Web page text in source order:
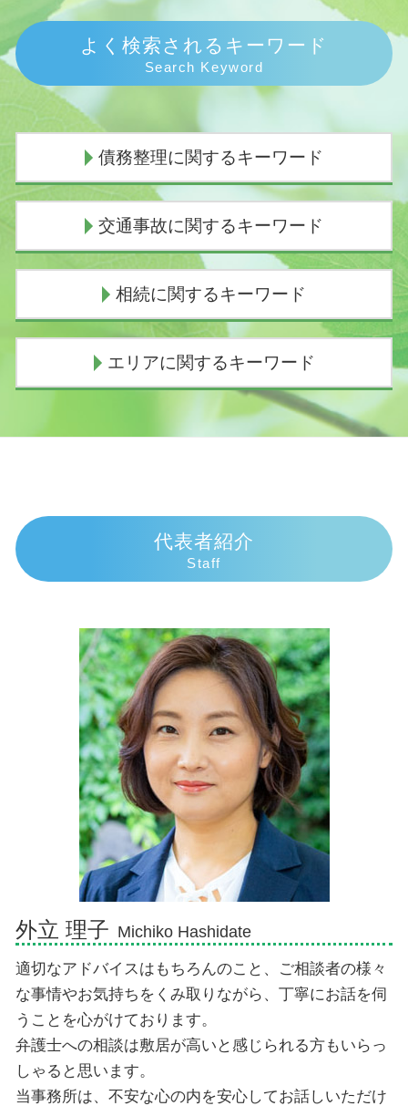
よく検索されるキーワード
Search Keyword
債務整理に関するキーワード
個人再生 費用 期間
債務整理 おすすめ
債務整理とは 個人
債務整理 デメリット
自己破産 条件
任意整理 期間
個人再生 手続き
任意整理 ブラックリスト
債務整理とは デメリット
債務整理とは
交通事故に関するキーワード
逸失利益 計算
示談交渉 弁護士費用
示談交渉 弁護士
交通事故 示談交渉とは
過失割合 慰謝料
交通事故 慰謝料通院
人身事故 行政処分
過失割合
物損事故 慰謝料
損害賠償請求 時効
相続に関するキーワード
相続手続き 自分で
相続放棄 必要書類 裁判所
遺産 相続 が 振り込ま れる まで
限定承認 わかりやすく
遺産相続 手続き
相続順位 独身
法定相続人 兄弟
遺産相続 孫
遺産相続 期限 銀行
相続 順位 配偶者なし
相続 手続き 期限
遺産相続 土地
エリアに関するキーワード
相続 弁護士 富士市
債務整理 弁護士 伊東市
交通事故 弁護士 三島市
交通事故 弁護士 沼津市
債務整理 弁護士 沼津市
相続 弁護士 三島市
相続 弁護士 熱海市
交通事故 弁護士 御殿場市
交通事故 弁護士 熱海市
債務整理 弁護士 御殿場市
相続 弁護士 伊東市
債務整理 弁護士 三島市
交通事故 弁護士 伊豆市
代表者紹介
Staff
外立 理子 Michiko Hashidate
適切なアドバイスはもちろんのこと、ご相談者の様々
な事情やお気持ちをくみ取りながら、丁寧にお話を伺
うことを心がけております。
弁護士への相談は敷居が高いと感じられる方もいらっ
しゃると思います。
当事務所は、不安な心の内を安心してお話しいただけ